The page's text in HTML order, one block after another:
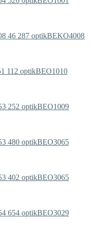
BEKO4008
BEO1010
BEO1009
BEO3065
BEO3065
BEO3029